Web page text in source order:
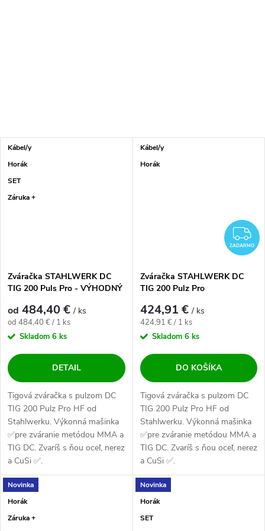
Kábel/y
Horák
SET
Záruka +
Zváračka STAHLWERK DC
TIG 200 Puls Pro - VÝHODNÝ
od 484,40 €/ ks
Jednotková cena:
od 484,40 € / 1 ks
Skladom 6 ks
DETAIL
Tigová zváračka s pulzom DC
TIG 200 Pulz Pro HF od
Stahlwerku. Výkonná mašinka
✅pre zváranie metódou MMA a
TIG DC. Zvaríš s ňou oceľ, nerez
a CuSi ✅.
Kábel/y
Horák
ZADARMO
Zváračka STAHLWERK DC
TIG 200 Pulz Pro
424,91 €/ ks
Jednotková cena:
424,91 € / 1 ks
Skladom 6 ks
DO KOŠÍKA
Tigová zváračka s pulzom DC
TIG 200 Pulz Pro HF od
Stahlwerku. Výkonná mašinka
✅pre zváranie metódou MMA a
TIG DC. Zvaríš s ňou oceľ, nerez
a CuSi ✅.
Novinka
Horák
Záruka +
Novinka
Horák
SET